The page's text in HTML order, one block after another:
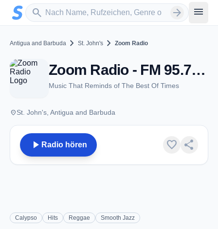
Zum Hauptinhalt springen
search
Sender suchen arrow_forward menu
Antigua and Barbuda chevron_right St. John's chevron_right Zoom Radio
Zoom Radio - FM 95.7 - St. John's
Music That Reminds of The Best Of Times
placeSt. John's, Antigua and Barbuda
play_arrow Radio hören favorite share
Calypso Hits Reggae Smooth Jazz